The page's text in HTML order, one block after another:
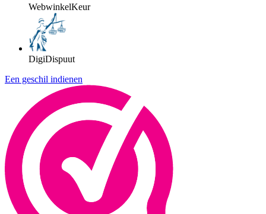
WebwinkelKeur
DigiDispuut
Een geschil indienen